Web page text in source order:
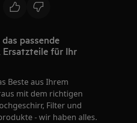
passende
Ersatzteile für Ihr
Beste aus Ihrem
mit dem richtigen
Filter und
- wir haben alles.